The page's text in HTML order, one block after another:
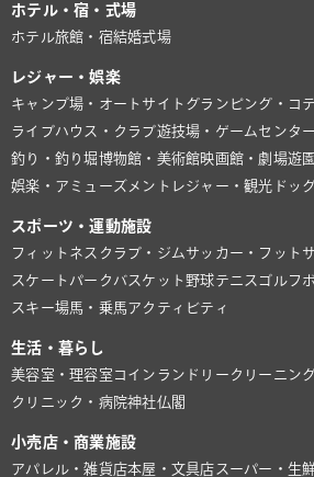
ホテル・宿・式場
ホテル旅館・宿結婚式場
レジャー・娯楽
キャンプ場・オートサイト グランピング・コ
ライブハウス・クラブ遊技場・ゲームセンター
釣り・釣り堀博物館・美術館映画館・劇場遊
娯楽・アミューズメント レジャー・観光 ドッ
スポーツ・運動施設
フィットネスクラブ・ジム サッカー・フット
スケートパーク バスケット 野球テニス ゴルフ
スキー場馬・乗馬アクティビティ
生活・暮らし
美容室・理容室 コインランドリー クリーニン
クリニック・病院神社仏閣
小売店・商業施設
アパレル・雑貨店本屋・文具店 スーパー・生